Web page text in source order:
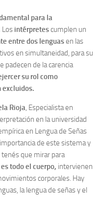
para la
Los intérpretescumplen un
entre dos lenguasen las
en simultaneidad, para su
padecen de la carencia
su rol como
excluidos.
Rioja, Especialista en
en la universidad
en Lengua de Señas
de este sistema y
tenés que mirar para
todo el cuerpo, intervienen
corporales. Hay
la lengua de señas y el